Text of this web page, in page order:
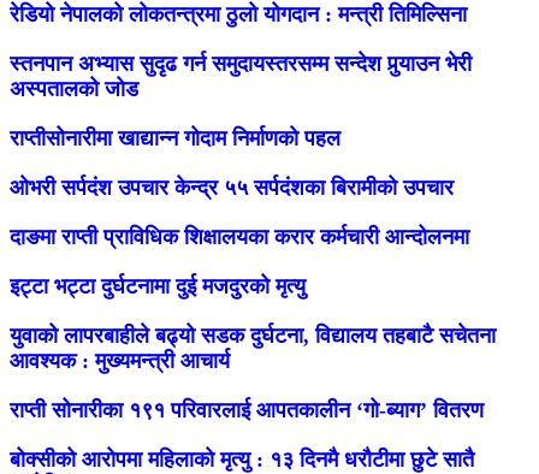
रेडियो नेपालको लोकतन्त्रमा ठुलो योगदान : मन्त्री तिमिल्सिना
स्तनपान अभ्यास सुदृढ गर्न समुदायस्तरसम्म सन्देश पुर्‍याउन भेरी
अस्पतालको जोड
राप्तीसोनारीमा खाद्यान्न गोदाम निर्माणको पहल
ओभरी सर्पदंश उपचार केन्द्र ५५ सर्पदंशका बिरामीको उपचार
दाङमा राप्ती प्राविधिक शिक्षालयका करार कर्मचारी आन्दोलनमा
इट्टा भट्टा दुर्घटनामा दुई मजदुरको मृत्यु
युवाको लापरबाहीले बढ्यो सडक दुर्घटना, विद्यालय तहबाटै सचेतना
आवश्यक : मुख्यमन्त्री आचार्य
राप्ती सोनारीका १९१ परिवारलाई आपतकालीन ‘गो-ब्याग’ वितरण
बोक्सीको आरोपमा महिलाको मृत्यु : १३ दिनमै धरौटीमा छुटे सातै